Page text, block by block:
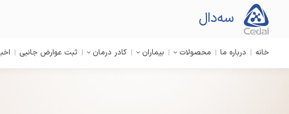
سه‌دال
خانه درباره ما محصولات بیماران کادر درمان ثبت عوارض جانبی